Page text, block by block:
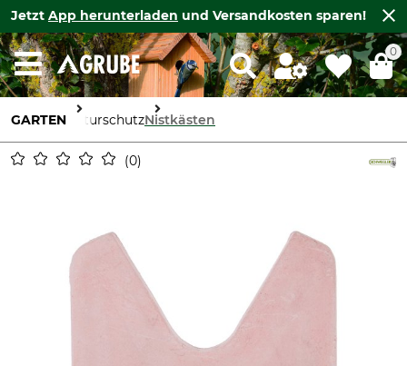
Jetzt App herunterladen und Versandkosten sparen!
0
GARTEN NaturschutzNistkästen
0